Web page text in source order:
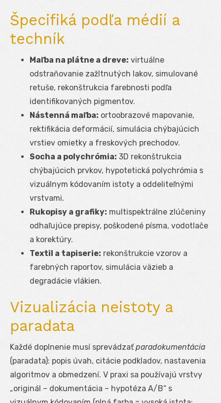
Špecifiká podľa médií a
techník
Maľba na plátne a dreve: virtuálne
odstraňovanie zažltnutých lakov, simulované
retuše, rekonštrukcia farebnosti podľa
identifikovaných pigmentov.
Nástenná maľba: ortoobrazové mapovanie,
rektifikácia deformácií, simulácia chýbajúcich
vrstiev omietky a freskových prechodov.
Socha a polychrómia: 3D rekonštrukcia
chýbajúcich prvkov, hypotetická polychrómia s
vizuálnym kódovaním istoty a oddeliteľnými
vrstvami.
Rukopisy a grafiky: multispektrálne zlúčeniny
odhaľujúce prepisy, poškodené písma, vodotlače
a korektúry.
Textil a tapiserie: rekonštrukcie vzorov a
farebných raportov, simulácia väzieb a
degradácie vlákien.
Vizualizácia neistoty a
paradata
Každé doplnenie musí sprevádzaťparadokumentácia
(paradata): popis úvah, citácie podkladov, nastavenia
algoritmov a obmedzení. V praxi sa používajú vrstvy
„originál – dokumentácia – hypotéza A/B“ s